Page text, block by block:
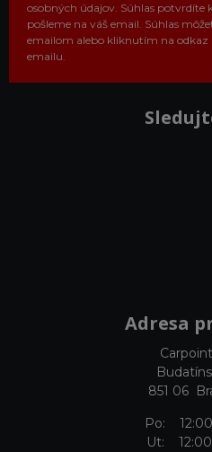
osobných údajov. Súhlas
pošleme na váš email. Súhlas
emailom alebo kliknutím na
emailu.
Adresa
851 06
Po: 12:00
Ut: 12:00